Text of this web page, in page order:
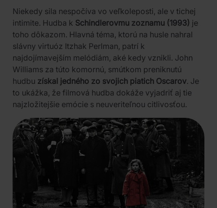
Niekedy sila nespočíva vo veľkoleposti, ale v tichej
intimite. Hudba k Schindlerovmu zoznamu (1993) je
toho dôkazom. Hlavná téma, ktorú na husle nahral
slávny virtuóz Itzhak Perlman, patrí k
najdojímavejším melódiám, aké kedy vznikli. John
Williams za túto komornú, smútkom preniknutú
hudbu získal jedného zo svojich piatich Oscarov. Je
to ukážka, že filmová hudba dokáže vyjadriť aj tie
najzložitejšie emócie s neuveriteľnou citlivosťou.